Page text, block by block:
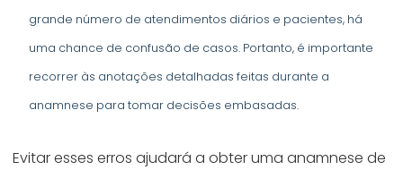
grande número de atendimentos diários e pacientes, há
uma chance de confusão de casos. Portanto, é importante
recorrer às anotações detalhadas feitas durante a
anamnese para tomar decisões embasadas.
Evitar esses erros ajudará a obter uma anamnese de